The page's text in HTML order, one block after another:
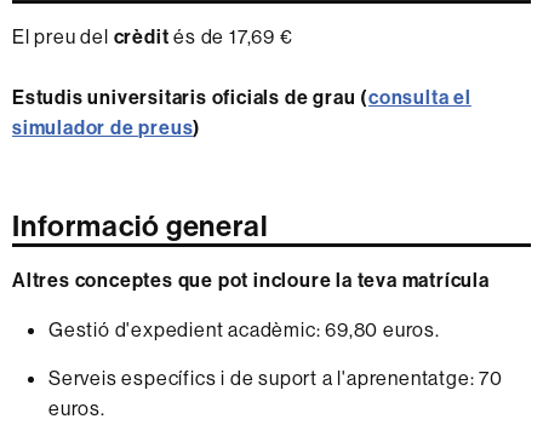
El preu del crèdit és de 17,69 €
Estudis universitaris oficials de grau (consulta el
simulador de preus)
Informació general
Altres conceptes que pot incloure la teva matrícula
Gestió d'expedient acadèmic: 69,80 euros.
Serveis específics i de suport a l'aprenentatge: 70
euros.